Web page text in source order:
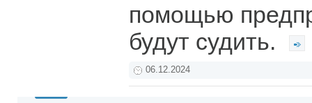
помощью
будут судить.
06.12.2024